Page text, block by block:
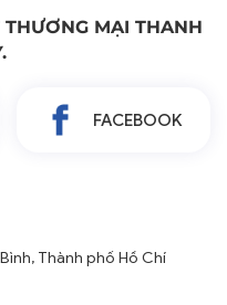
MẠI THANH
FACEBOOK
Thành phố Hồ Chí